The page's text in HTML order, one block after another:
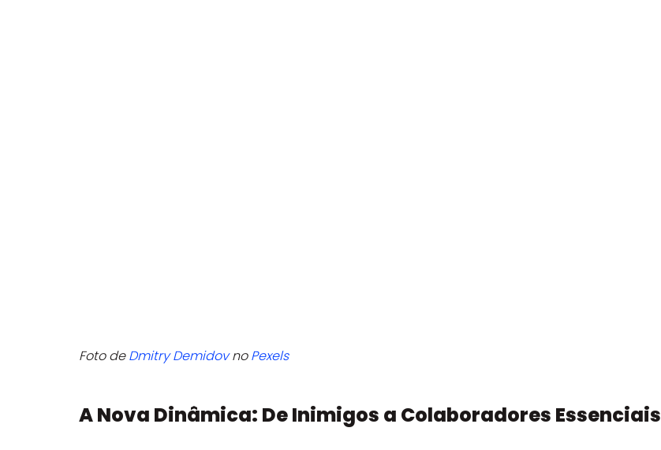
Foto de Dmitry Demidov no Pexels
A Nova Dinâmica: De Inimigos a Colaboradores Essenciais